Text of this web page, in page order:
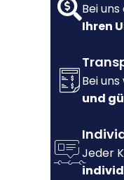
Bei
Ihren
Bei uns
und
Jeder